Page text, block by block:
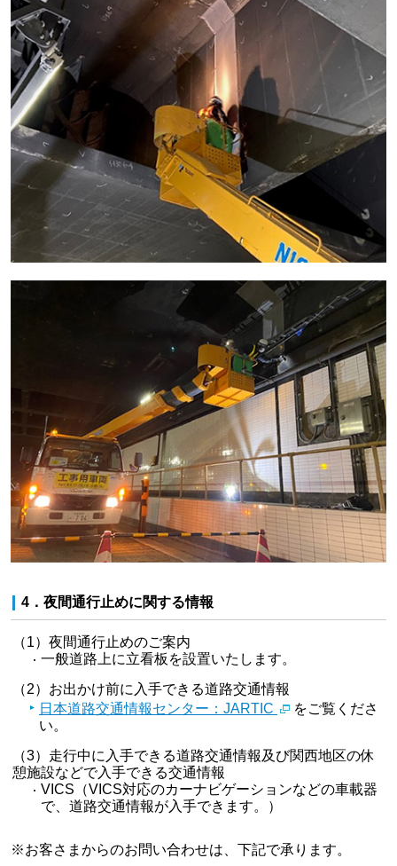
4．夜間通行止めに関する情報
（1）夜間通行止めのご案内
一般道路上に立看板を設置いたします。
（2）お出かけ前に入手できる道路交通情報
日本道路交通情報センター：JARTIC
をご覧くださ
い。
（3）走行中に入手できる道路交通情報及び関西地区の休
憩施設などで入手できる交通情報
VICS（VICS対応のカーナビゲーションなどの車載器
で、道路交通情報が入手できます。）
※お客さまからのお問い合わせは、下記で承ります。